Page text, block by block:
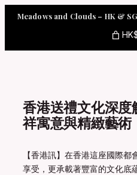
Meadows and Clouds – HK &
香港送禮文化深
祥寓意與精緻藝術
【香港訊】在香港這座國際
享受，更承載著豐富的文化底